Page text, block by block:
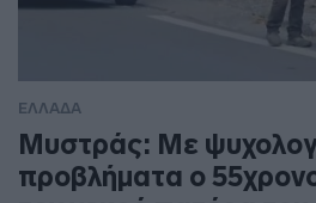
ΕΛΛΑΔΑ
Μυστράς: Με
προβλήματα ο